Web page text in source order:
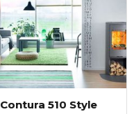
Contura 510 Style